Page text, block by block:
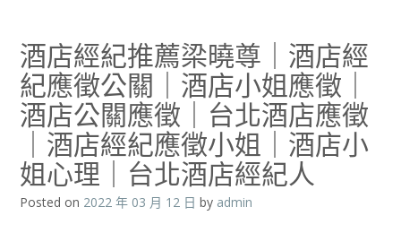
酒店經紀推薦梁曉尊｜酒店經
紀應徵公關｜酒店小姐應徵｜
酒店公關應徵｜台北酒店應徵
｜酒店經紀應徵小姐｜酒店小
姐心理｜台北酒店經紀人
Posted on 2022 年 03 月 12 日 by admin